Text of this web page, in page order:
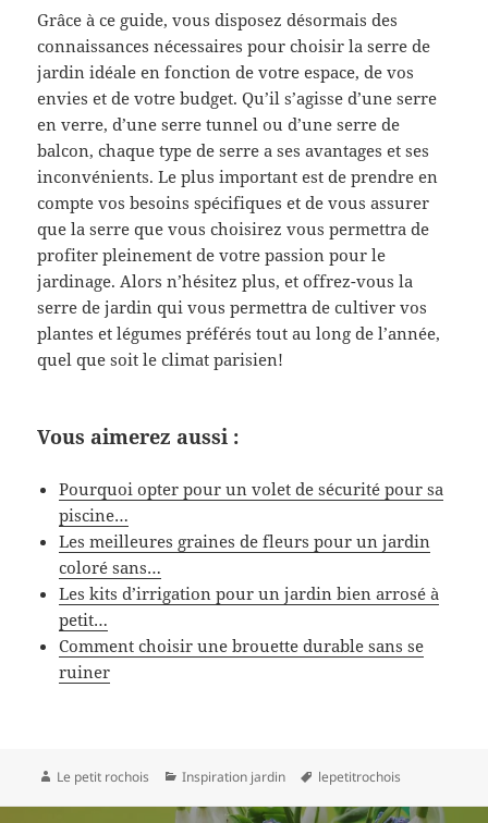
Grâce à ce guide, vous disposez désormais des
connaissances nécessaires pour choisir la serre de
jardin idéale en fonction de votre espace, de vos
envies et de votre budget. Qu’il s’agisse d’une serre
en verre, d’une serre tunnel ou d’une serre de
balcon, chaque type de serre a ses avantages et ses
inconvénients. Le plus important est de prendre en
compte vos besoins spécifiques et de vous assurer
que la serre que vous choisirez vous permettra de
profiter pleinement de votre passion pour le
jardinage. Alors n’hésitez plus, et offrez-vous la
serre de jardin qui vous permettra de cultiver vos
plantes et légumes préférés tout au long de l’année,
quel que soit le climat parisien!
Vous aimerez aussi :
Pourquoi opter pour un volet de sécurité pour sa
piscine…
Les meilleures graines de fleurs pour un jardin
coloré sans…
Les kits d’irrigation pour un jardin bien arrosé à
petit…
Comment choisir une brouette durable sans se
ruiner
Auteur
Le petit rochois Catégories
Inspiration jardin
Mots-
lepetitrochois